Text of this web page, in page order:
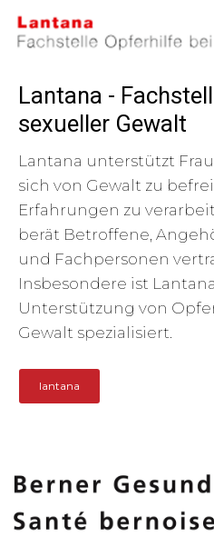
Lantana -
sexueller Gewalt
Lantana unterstützt
sich von Gewalt zu
Erfahrungen zu
berät Betroffene,
und Fachpersonen
Insbesondere ist
Unterstützung von
Gewalt spezialisiert.
lantana